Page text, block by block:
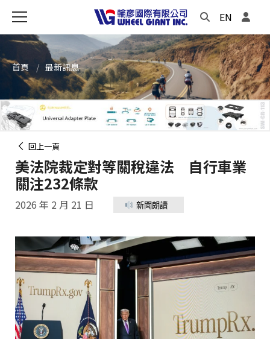
EN
首頁 最新訊息
回上一頁
美法院裁定對等關稅違法 自行車業
關注232條款
2026 年 2 月 21 日 新聞朗讀